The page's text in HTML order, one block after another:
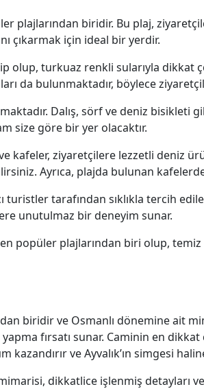
plajlarından biridir. Bu plaj,
çıkarmak için ideal bir yerdir.
olup, turkuaz renkli sularıyla dikkat
da bulunmaktadır, böylece
Dalış, sörf ve deniz
size göre bir yer olacaktır.
kafeler, ziyaretçilere lezzetli deniz
Ayrıca, plajda bulunan
turistler tarafından sıklıkla tercih
unutulmaz bir deneyim sunar.
en popüler plajlarından biri olup,
biridir ve Osmanlı dönemine ait
fırsatı sunar. Caminin en
ve Ayvalık’ın simgesi
dikkatlice işlenmiş